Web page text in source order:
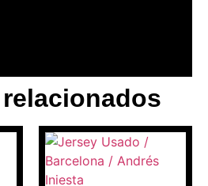
CON
1
Click Here